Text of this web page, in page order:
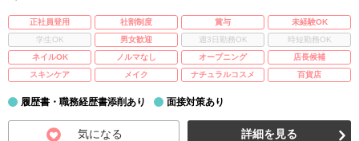
正社員登用 社割制度 賞与
未経験OK
学生OK
男女歓迎 週3日勤務OK
時短勤務OK
ネイルOK
ノルマなし オープニング
店長候補
スキンケア
メイク ナチュラルコスメ 百貨店
履歴書・職務経歴書添削あり 面接対策あり
気になる 詳細を見る